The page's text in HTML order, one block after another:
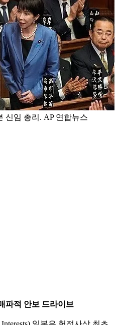
신임 총리. AP 연합뉴스
파적 안보 드라이브